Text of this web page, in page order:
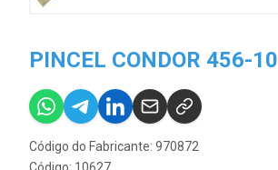
PINCEL CONDOR 456-10
Código do Fabricante: 970872
Código: 10627